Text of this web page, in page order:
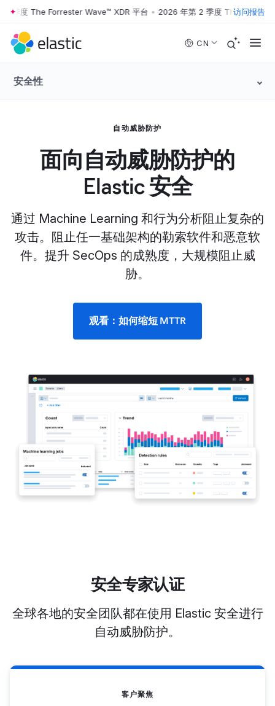
Skip to main content
度 The Forrester Wave™ XDR 平台 • 2026 年第 2 季度 The Forrester
访问报告
CN
安全性
自动威胁防护
面向自动威胁防护的
Elastic 安全
通过 Machine Learning 和行为分析阻止复杂的
攻击。阻止任一基础架构的勒索软件和恶意软
件。提升 SecOps 的成熟度，大规模阻止威
胁。
观看：如何缩短 MTTR
安全专家认证
全球各地的安全团队都在使用 Elastic 安全进行
自动威胁防护。
客户聚焦